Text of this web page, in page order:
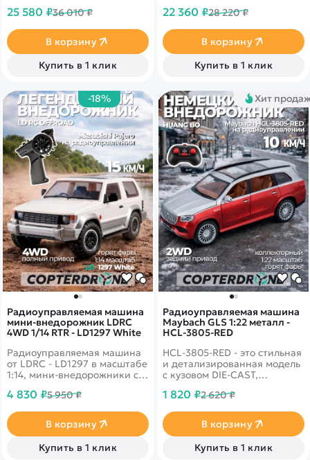
монстров Remo Hobby,
вниманием к мельчайшим
деталям в масштабе 1:8. Это
машина с полным приводом,
имеющая высокие
характеристики. Она будет
устойчива при
маневрировании. Ее
управление ведется на
частоте 2,4Ггц.
Радиоуправляемый
автомобиль Remo Hobby
станет украшением любой
коллекции. Управлять
такими сильными и очень
маневренными прототипами
одно удовольствие.
25 580 ₽36 010 ₽
В корзину
Купить в 1 клик
самая мощная в линейке
специально для дрифта.
Верхом мастерства в этом
искусстве является
прохождение трассы с
скольжением. И эта
радиоуправляемая машина
увеличит ваши шансы на
победу в любом заезде.
22 360 ₽28 220 ₽
В корзину
Купить в 1 клик
-18%
Радиоуправляемая машина
мини-внедорожник LDRC
4WD 1/14 RTR - LD1297 White
Радиоуправляемая машина
от LDRC - LD1297 в масштабе
1:14, мини-внедорожники с
модель имеет полный
аккумулятор 7.4 v 500 mah на
20 минут езды.
4 830 ₽5 950 ₽
В корзину
Купить в 1 клик
Хит
Радиоуправляемая машина
Maybach GLS 1:22 металл -
HCL-3805-RED
HCL-3805-RED - это стильная
и детализированная модель
с кузовом DIE-CAST,
фар и эффектным
подсветкой.
Открывающиеся двери,
капот и багажник делают
модель максимально
1 820 ₽2 620 ₽
В корзину
Купить в 1 клик